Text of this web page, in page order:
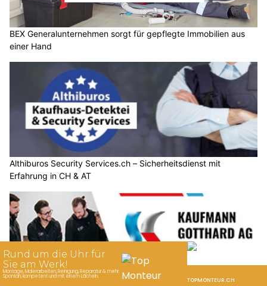
BEX Generalunternehmen sorgt für gepflegte Immobilien aus
einer Hand
Althiburos Security Services.ch – Sicherheitsdienst mit
Erfahrung in CH & AT